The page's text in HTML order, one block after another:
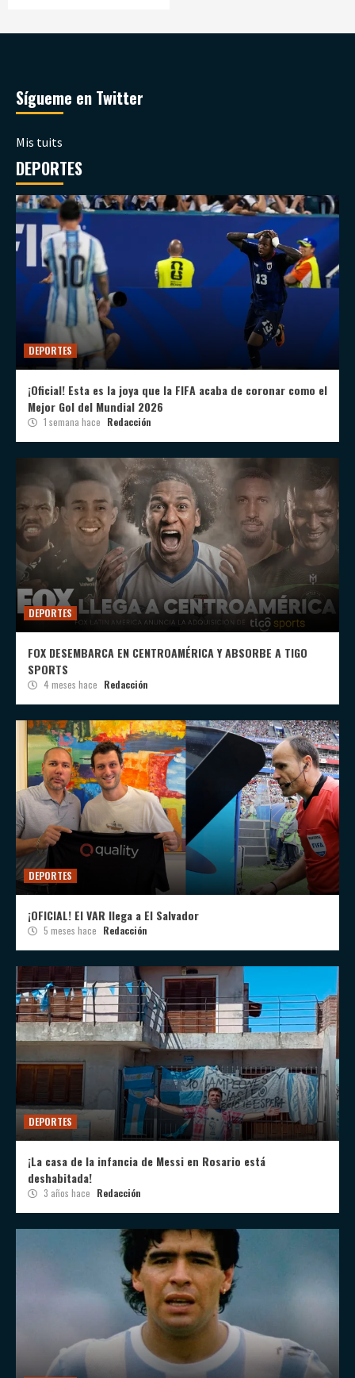
Sígueme en Twitter
Mis tuits
DEPORTES
DEPORTES
¡Oficial! Esta es la joya que la FIFA acaba de coronar como el
Mejor Gol del Mundial 2026
1 semana hace Redacción
DEPORTES
FOX DESEMBARCA EN CENTROAMÉRICA Y ABSORBE A TIGO
SPORTS
4 meses hace Redacción
DEPORTES
¡OFICIAL! El VAR llega a El Salvador
5 meses hace Redacción
DEPORTES
¡La casa de la infancia de Messi en Rosario está
deshabitada!
3 años hace Redacción